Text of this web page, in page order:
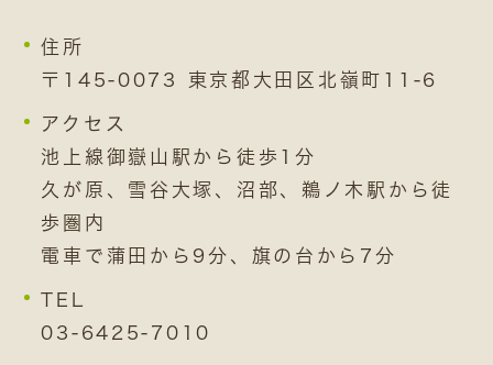
住所
〒145-0073 東京都大田区北嶺町11-6
アクセス
池上線御嶽山駅から徒歩1分
久が原、雪谷大塚、沼部、鵜ノ木駅から徒
歩圏内
電車で蒲田から9分、旗の台から7分
TEL
03-6425-7010